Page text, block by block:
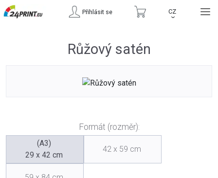
Přihlásit se CZ
›
Růžový satén
Formát (rozměr):
(A3)
29 x 42 cm
42 x 59 cm